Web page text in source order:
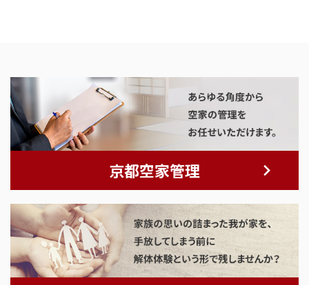
京都空家管理